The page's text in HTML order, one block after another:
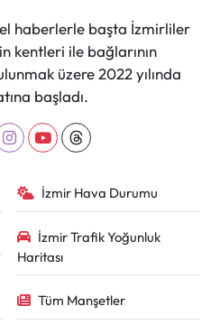
haberlerle başta İzmirliler
kentleri ile bağlarının
üzere 2022 yılında
başladı.
İzmir Hava Durumu
İzmir Trafik Yoğunluk
Haritası
Tüm Manşetler